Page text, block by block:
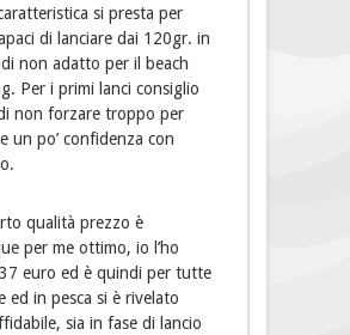
si presta per
di lanciare dai 120gr. in
non adatto per il beach
Per i primi lanci consiglio
non forzare troppo per
un po’ confidenza con
qualità prezzo è
per me ottimo, io l’ho
euro ed è quindi per tutte
ed in pesca si è rivelato
sia in fase di lancio